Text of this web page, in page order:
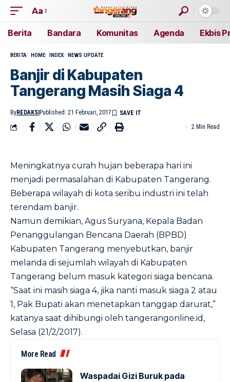
Aa
Berita Bandara Komunitas Agenda Ekbis
BERITA HOME INDEX NEWS UPDATE
Banjir di Kabupaten
Tangerang Masih Siaga 4
ByREDAKSI Published: 21 Februari, 2017
2 Min Read
Meningkatnya curah hujan beberapa hari ini
menjadi permasalahan di Kabupaten Tangerang.
Beberapa wilayah di kota seribu industri ini telah
terendam banjir.
Namun demikian, Agus Suryana, Kepala Badan
Penanggulangan Bencana Daerah (BPBD)
Kabupaten Tangerang menyebutkan, banjir
melanda di sejumlah wilayah di Kabupaten
Tangerang belum masuk kategori siaga bencana.
“Saat ini masih siaga 4, jika nanti masuk siaga 2 atau
1, Pak Bupati akan menetapkan tanggap darurat,”
katanya saat dihibungi oleh tangerangonline.id ,
Selasa (21/2/2017).
More Read
Waspadai Gizi Buruk pada